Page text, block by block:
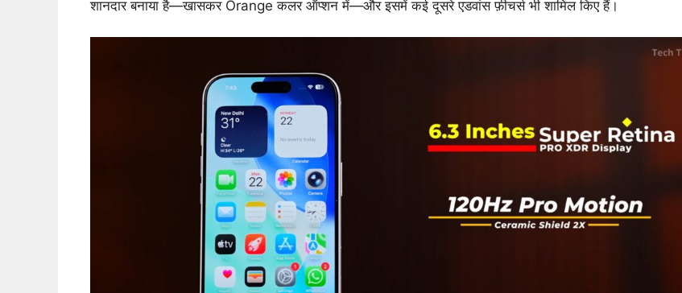
शानदार बनाया है—खासकर Orange कलर ऑप्शन में—और इसमें कई दूसरे एडवांस फ़ीचर्स भी शामिल किए हैं।